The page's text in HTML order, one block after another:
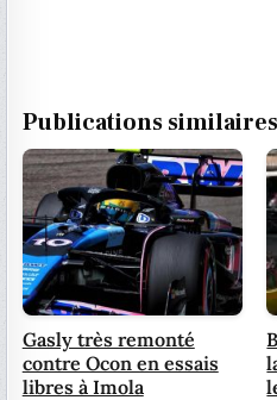
Publications
Gasly très remonté
contre Ocon en essais
libres à Imola